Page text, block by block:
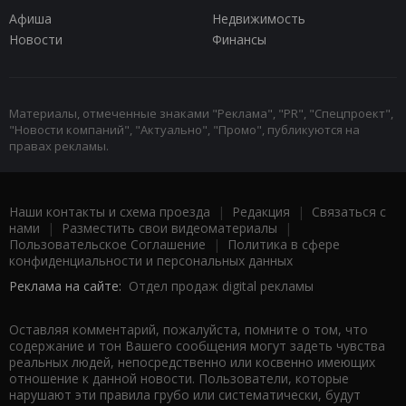
Афиша
Недвижимость
Новости
Финансы
Материалы, отмеченные знаками "Реклама", "PR", "Спецпроект",
"Новости компаний", "Актуально", "Промо", публикуются на
правах рекламы.
Наши контакты и схема проезда | Редакция | Связаться с
нами | Разместить свои видеоматериалы |
Пользовательское Соглашение |
Политика в сфере
конфиденциальности и персональных данных
Реклама на сайте: Отдел продаж digital рекламы
Оставляя комментарий, пожалуйста, помните о том, что
содержание и тон Вашего сообщения могут задеть чувства
реальных людей, непосредственно или косвенно имеющих
отношение к данной новости. Пользователи, которые
нарушают эти правила грубо или систематически, будут